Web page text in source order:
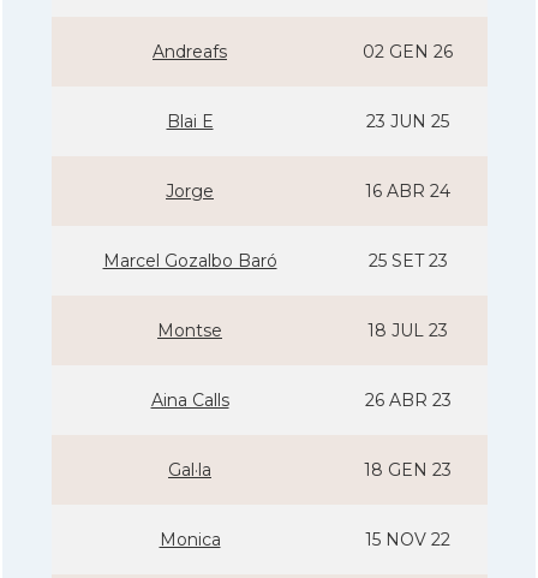
Andreafs 02 GEN 26
Blai E 23 JUN 25
Jorge 16 ABR 24
Marcel Gozalbo Baró 25 SET 23
Montse 18 JUL 23
Aina Calls 26 ABR 23
Gal·la 18 GEN 23
Monica 15 NOV 22